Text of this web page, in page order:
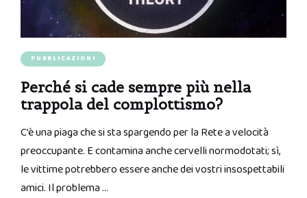
PUBBLICAZIONI
Perché si cade sempre più nella
trappola del complottismo?
C’è una piaga che si sta spargendo per la Rete a velocità
preoccupante. E contamina anche cervelli normodotati; sì,
le vittime potrebbero essere anche dei vostri insospettabili
amici. Il problema …